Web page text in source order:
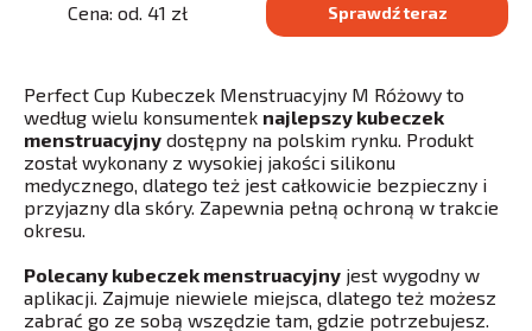
Cena: od. 41 zł Sprawdź teraz
Perfect Cup Kubeczek Menstruacyjny M Różowy to
według wielu konsumentek najlepszy kubeczek
menstruacyjny dostępny na polskim rynku. Produkt
został wykonany z wysokiej jakości silikonu
medycznego, dlatego też jest całkowicie bezpieczny i
przyjazny dla skóry. Zapewnia pełną ochroną w trakcie
okresu.
Polecany kubeczek menstruacyjny jest wygodny w
aplikacji. Zajmuje niewiele miejsca, dlatego też możesz
zabrać go ze sobą wszędzie tam, gdzie potrzebujesz.